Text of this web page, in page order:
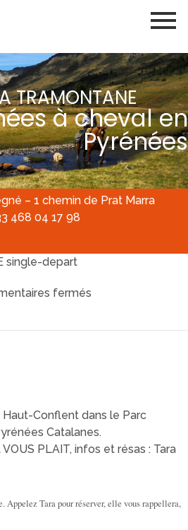
TRAMONTANE
à cheval en
Pyrénées
– 1 chemin de Prat Marra
468 04 17 98
single-depart
fermés
Conflent dans le Parc
Catalanes.
VOUS PLAIT, infos et résas : Tara
Appelez Tara pour réserver, elle vous rappellera,